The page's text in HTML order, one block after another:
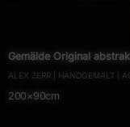
Gemälde Original
expressionistisch
hochwertig
ALEX ZERR | HANDGEMALT |
200×90cm